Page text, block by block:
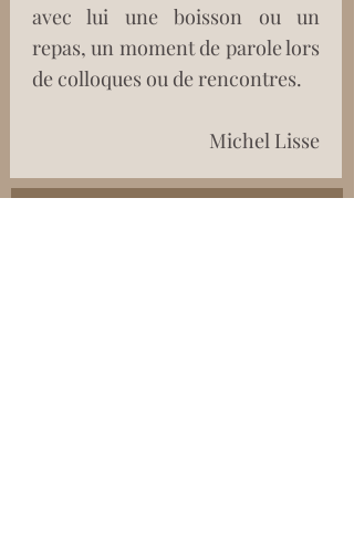
avec lui une boisson ou un
repas, un moment de parole lors
de colloques ou de rencontres.
Michel Lisse